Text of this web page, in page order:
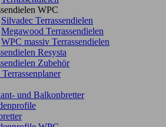
WPC
Silvadec Terrassendielen
Megawood Terrassendielen
WPC massiv Terrassendielen
Resysta
Zubehör
und Balkonbretter